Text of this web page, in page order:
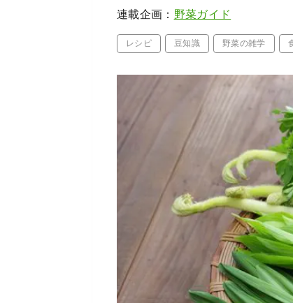
連載企画： 野菜ガイド
レシピ 豆知識 野菜の雑学